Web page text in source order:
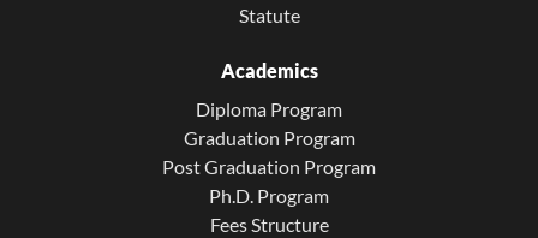
Statute
Academics
Diploma Program
Graduation Program
Post Graduation Program
Ph.D. Program
Fees Structure